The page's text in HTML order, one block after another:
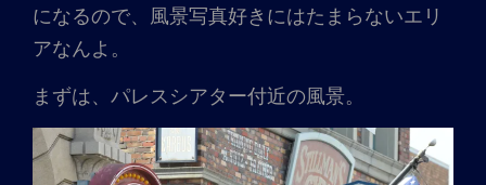
になるので、風景写真好きにはたまらないエリ
アなんよ。
まずは、パレスシアター付近の風景。